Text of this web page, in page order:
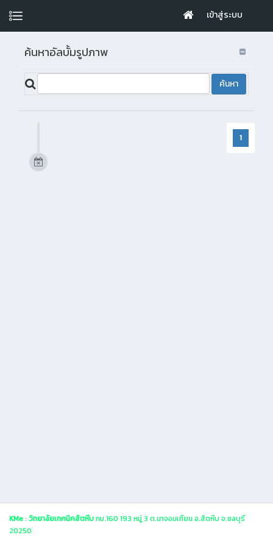
เข้าสู่ระบบ
ค้นหาอัลบั้มรูปภาพ
1
KMe: วิทยาลัยเทคนิคสัตหีบกม.160 193 หมู่ 3 ต.นาจอมเทียน อ.สัตหีบ จ.ชลบุรี
20250